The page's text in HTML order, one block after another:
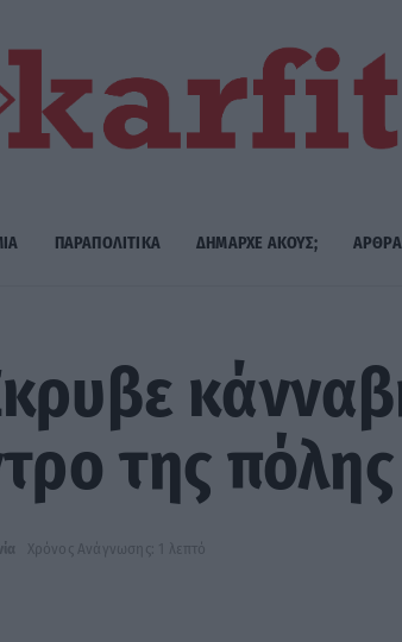
ΠΑΡΑΠΟΛΙΤΙΚΑ ΔΗΜΑΡΧE ΑΚΟΥΣ; ΑΡΘΡΑ
της πόλης
Χρόνος Ανάγνωσης: 1 λεπτό